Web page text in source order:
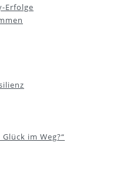
Erfolge
im Weg?“